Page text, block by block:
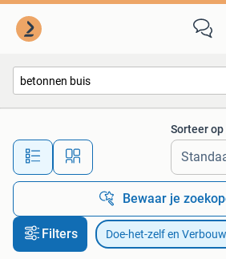
Alle afstanden…
Sorteer op
Bewaar je
Filters Doe-het-zelf en Verbouw